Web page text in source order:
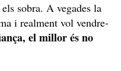
sobra. A vegades la
i realment vol vendre-
el millor és no